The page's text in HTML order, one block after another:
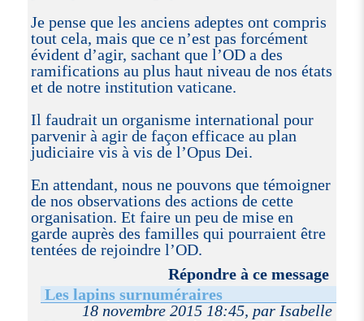
Je pense que les anciens adeptes ont compris
tout cela, mais que ce n’est pas forcément
évident d’agir, sachant que l’OD a des
ramifications au plus haut niveau de nos états
et de notre institution vaticane.
Il faudrait un organisme international pour
parvenir à agir de façon efficace au plan
judiciaire vis à vis de l’Opus Dei.
En attendant, nous ne pouvons que témoigner
de nos observations des actions de cette
organisation. Et faire un peu de mise en
garde auprès des familles qui pourraient être
tentées de rejoindre l’OD.
Répondre à ce message
Les lapins surnuméraires
18 novembre 2015 18:45, par Isabelle